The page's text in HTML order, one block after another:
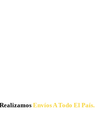
RealizamosEnvíos A Todo El País.